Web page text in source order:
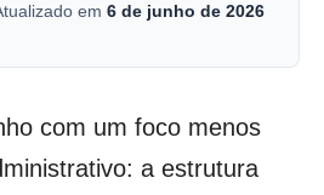
em 6 de junho de 2026
com um foco menos
a estrutura